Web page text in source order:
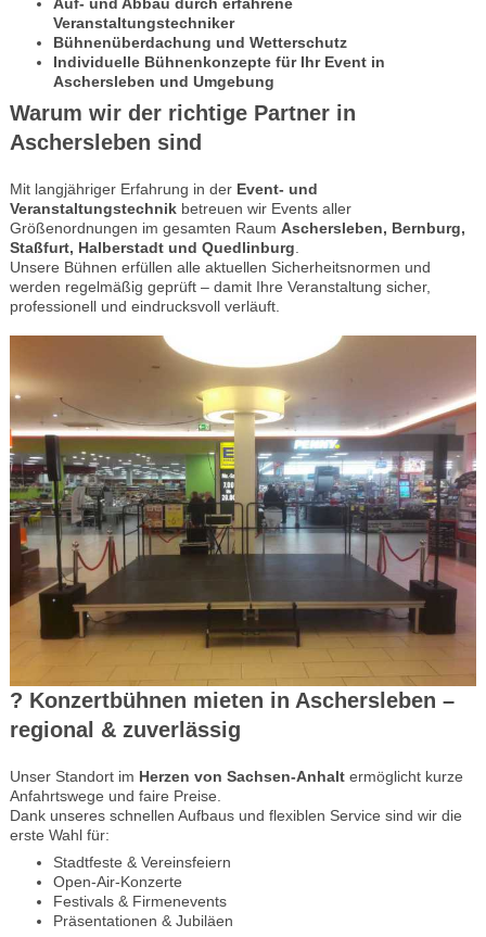
Auf- und Abbau durch erfahrene
Veranstaltungstechniker
Bühnenüberdachung und Wetterschutz
Individuelle Bühnenkonzepte für Ihr Event in
Aschersleben und Umgebung
Warum wir der richtige Partner in
Aschersleben sind
Mit langjähriger Erfahrung in der Event- und
Veranstaltungstechnikbetreuen wir Events aller
Größenordnungen im gesamten Raum Aschersleben, Bernburg,
Staßfurt, Halberstadt und Quedlinburg.
Unsere Bühnen erfüllen alle aktuellen Sicherheitsnormen und
werden regelmäßig geprüft – damit Ihre Veranstaltung sicher,
professionell und eindrucksvoll verläuft.
? Konzertbühnen mieten in Aschersleben –
regional & zuverlässig
Unser Standort im Herzen von Sachsen-Anhaltermöglicht kurze
Anfahrtswege und faire Preise.
Dank unseres schnellen Aufbaus und flexiblen Service sind wir die
erste Wahl für:
Stadtfeste & Vereinsfeiern
Open-Air-Konzerte
Festivals & Firmenevents
Präsentationen & Jubiläen